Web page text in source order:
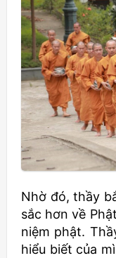
Nhờ đó, thầy
sắc hơn về
niệm phật.
hiểu biết của